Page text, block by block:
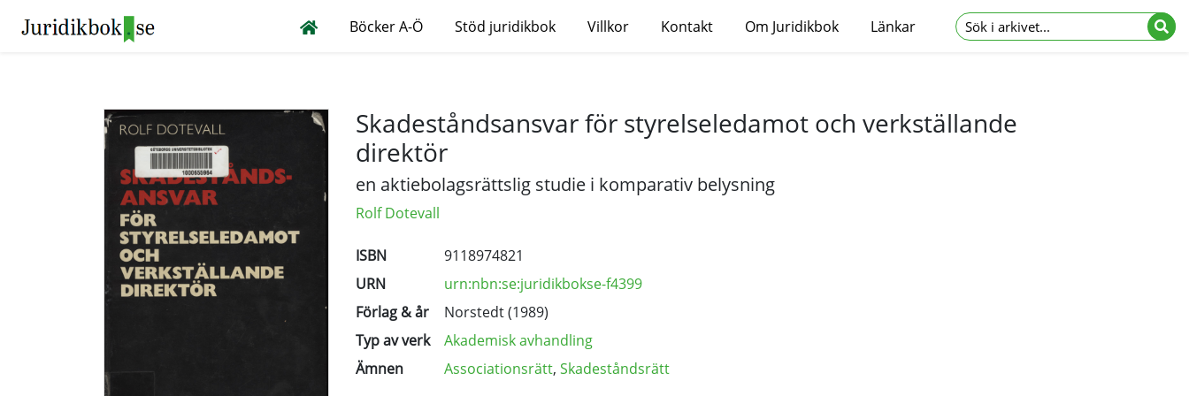
Böcker A-Ö Stöd juridikbok Villkor Kontakt Om Juridikbok Länkar
Skadeståndsansvar för styrelseledamot och verkställande
direktör
en aktiebolagsrättslig studie i komparativ belysning
Rolf Dotevall
ISBN
9118974821
URN
urn:nbn:se:juridikbokse-f4399
Förlag & år
Norstedt (1989)
Typ av verk
Akademisk avhandling
Ämnen
Associationsrätt, Skadeståndsrätt